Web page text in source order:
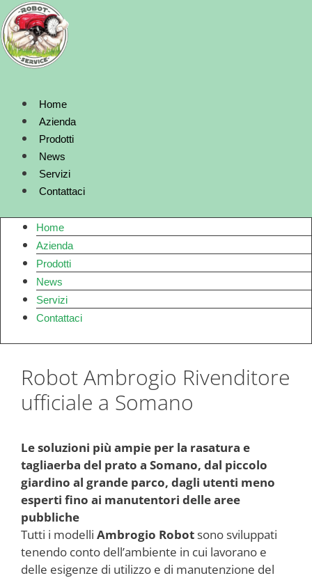
Vai
al
contenuto
Home
Azienda
Prodotti
News
Servizi
Contattaci
Home
Azienda
Prodotti
News
Servizi
Contattaci
Robot Ambrogio Rivenditore
ufficiale a Somano
Le soluzioni più ampie per la rasatura e
tagliaerba del prato a Somano, dal piccolo
giardino al grande parco, dagli utenti meno
esperti fino ai manutentori delle aree
pubbliche
Tutti i modelli Ambrogio Robot sono sviluppati
tenendo conto dell’ambiente in cui lavorano e
delle esigenze di utilizzo e di manutenzione del